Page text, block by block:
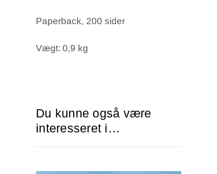
Paperback, 200 sider
Vægt 0,9 kg
Du kunne også være
interesseret i…